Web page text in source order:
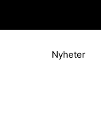
Nyheter